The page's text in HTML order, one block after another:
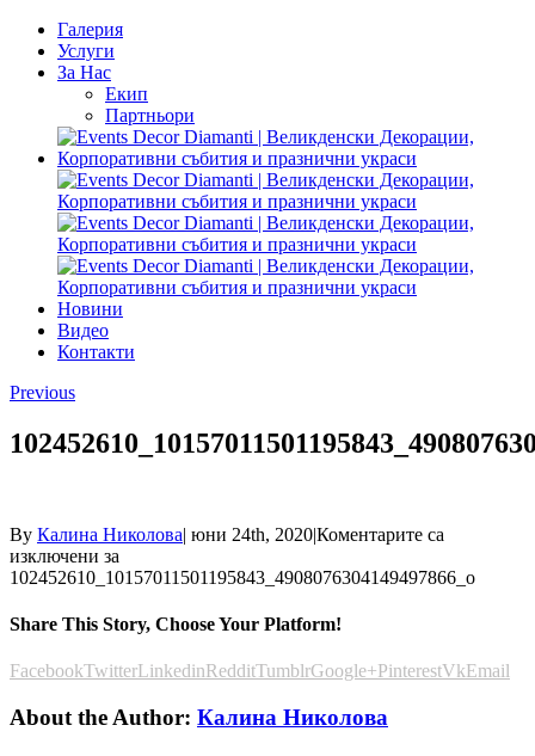
Галерия
Услуги
За Нас
Екип
Партньори
Новини
Видео
Контакти
Previous
By Калина Николова| юни 24th, 2020|Коментарите са
изключени за
102452610_10157011501195843_4908076304149497866_o
Share This Story, Choose Your Platform!
FacebookTwitterLinkedinRedditTumblrGoogle+PinterestVkEmail
About the Author: Калина Николова